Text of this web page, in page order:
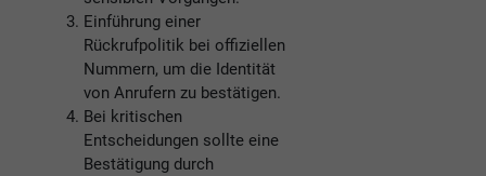
Einführung einer
Rückrufpolitik bei offiziellen
Nummern, um die Identität
von Anrufern zu bestätigen.
Bei kritischen
Entscheidungen sollte eine
Bestätigung durch